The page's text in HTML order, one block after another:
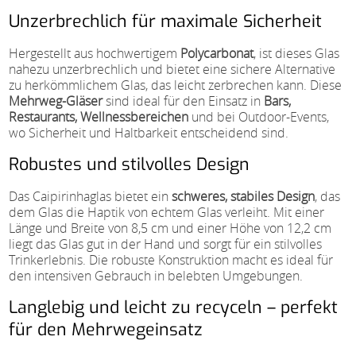
Unzerbrechlich für maximale Sicherheit
Hergestellt aus hochwertigem Polycarbonat, ist dieses Glas
nahezu unzerbrechlich und bietet eine sichere Alternative
zu herkömmlichem Glas, das leicht zerbrechen kann. Diese
Mehrweg-Gläsersind ideal für den Einsatz in Bars,
Restaurants, Wellnessbereichen und bei Outdoor-Events,
wo Sicherheit und Haltbarkeit entscheidend sind.
Robustes und stilvolles Design
Das Caipirinhaglas bietet einschweres, stabiles Design, das
dem Glas die Haptik von echtem Glas verleiht. Mit einer
Länge und Breite von 8,5 cm und einer Höhe von 12,2 cm
liegt das Glas gut in der Hand und sorgt für ein stilvolles
Trinkerlebnis. Die robuste Konstruktion macht es ideal für
den intensiven Gebrauch in belebten Umgebungen.
Langlebig und leicht zu recyceln – perfekt
für den Mehrwegeinsatz